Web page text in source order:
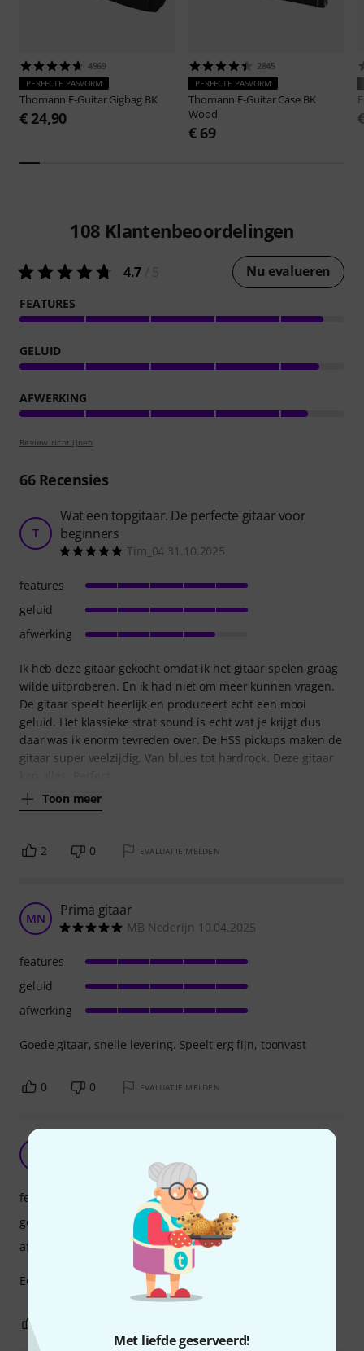
Met liefde geserveerd!
4969
PERFECTE PASVORM
Thomann E-Guitar Gigbag BK
€ 24,90
2845
PERFECTE PASVORM
Thomann E-Guitar Case BK
Wood
€ 69
108 Klantenbeoordelingen
4.7 Nu evalueren
FEATURES
GELUID
AFWERKING
Review richtlijnen
66Recensies
T
Wat een topgitaar. De perfecte gitaar voor
beginners
Tim_04 31.10.2025
Ik heb deze gitaar gekocht omdat ik het gitaar spelen graag
wilde uitproberen. En ik had niet om meer kunnen vragen.
De gitaar speelt heerlijk en produceert echt een mooi
geluid. Het klassieke strat sound is echt wat je krijgt dus
daar was ik enorm tevreden over. De HSS pickups maken de
gitaar super veelzijdig. Van blues tot hardrock. Deze gitaar
Toon meer
features
geluid
afwerking
2 0 EVALUATIE MELDEN
MN Prima gitaar
MB Nederijn 10.04.2025
Goede gitaar, snelle levering. Speelt erg fijn, toonvast
features
geluid
afwerking
0 0 EVALUATIE MELDEN
Roy57 03.08.2026
Een goede gitaar voor een perfecte prijs.
features
geluid
afwerking